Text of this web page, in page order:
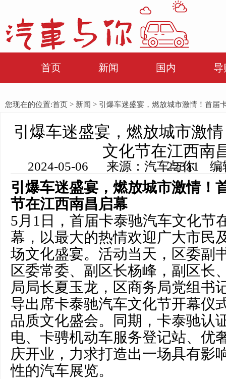
首页 新闻 国内 导
您现在的位置:首页 > 新闻 > 引爆车迷盛宴，燃放城市激情！首届
引爆车迷盛宴，燃放城市激
文化节在江西南
2024-05-06 来源：汽车与你 编辑：田田 浏览量： 22511
引爆车迷盛宴，燃放城市激情！
节在江西南昌启幕
5月1日，首届卡泰驰汽车文化节
幕，以最大的热情欢迎广大市民
场文化盛宴。活动当天，区委副
区委常委、副区长杨峰，副区长
局局长夏玉龙，区商务局党组书
导出席卡泰驰汽车文化节开幕仪
品质文化盛会。同期，卡泰驰认
电、卡骋机动车服务登记站、优
庆开业，力求打造出一场具有影
性的汽车展览。